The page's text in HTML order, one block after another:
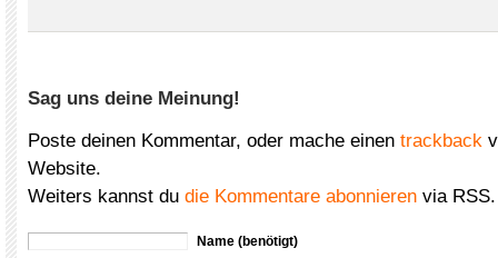
Sag uns deine Meinung!
Poste deinen Kommentar, oder mache einen trackback
Website.
Weiters kannst du die Kommentare abonnieren via RSS.
Name (benötigt)